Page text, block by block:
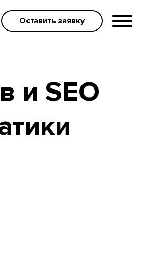
Оставить заявку
и SEO